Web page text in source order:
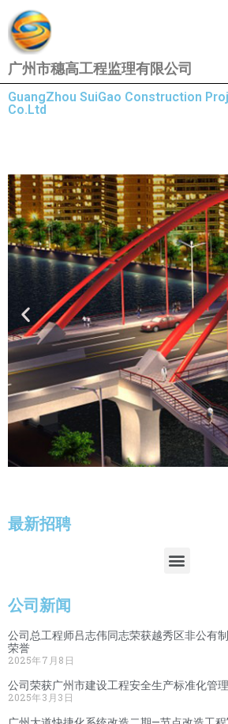
广州市穗高工程监理有限公司
GuangZhou SuiGao Construction
Co.Ltd
Lorem
最新招聘
公司新闻
公司总工程师吕志伟同志荣获越秀区非公有
荣誉
2025年7月8日
公司荣获广州市建设工程安全生产标准化管
2025年3月3日